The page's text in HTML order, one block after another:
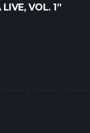
VOL. 1”